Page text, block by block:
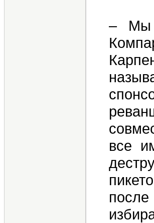
– Мы
все